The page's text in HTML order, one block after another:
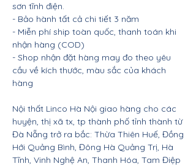
sơn tĩnh điện.
- Bảo hành tất cả chi tiết 3 năm
- Miễn phí ship toàn quốc, thanh toán khi
nhận hàng (COD)
- Shop nhận đặt hàng may đo theo yêu
cầu về kích thước, màu sắc của khách
hàng
Nội thất Linco Hà Nội giao hàng cho các
huyện, thị xã tx, tp thành phố tỉnh thành từ
Đà Nẵng trở ra bắc: Thừa Thiên Huế, Đồng
Hới Quảng Bình, Đông Hà Quảng Trị, Hà
Tĩnh, Vinh Nghệ An, Thanh Hóa, Tam Điệp